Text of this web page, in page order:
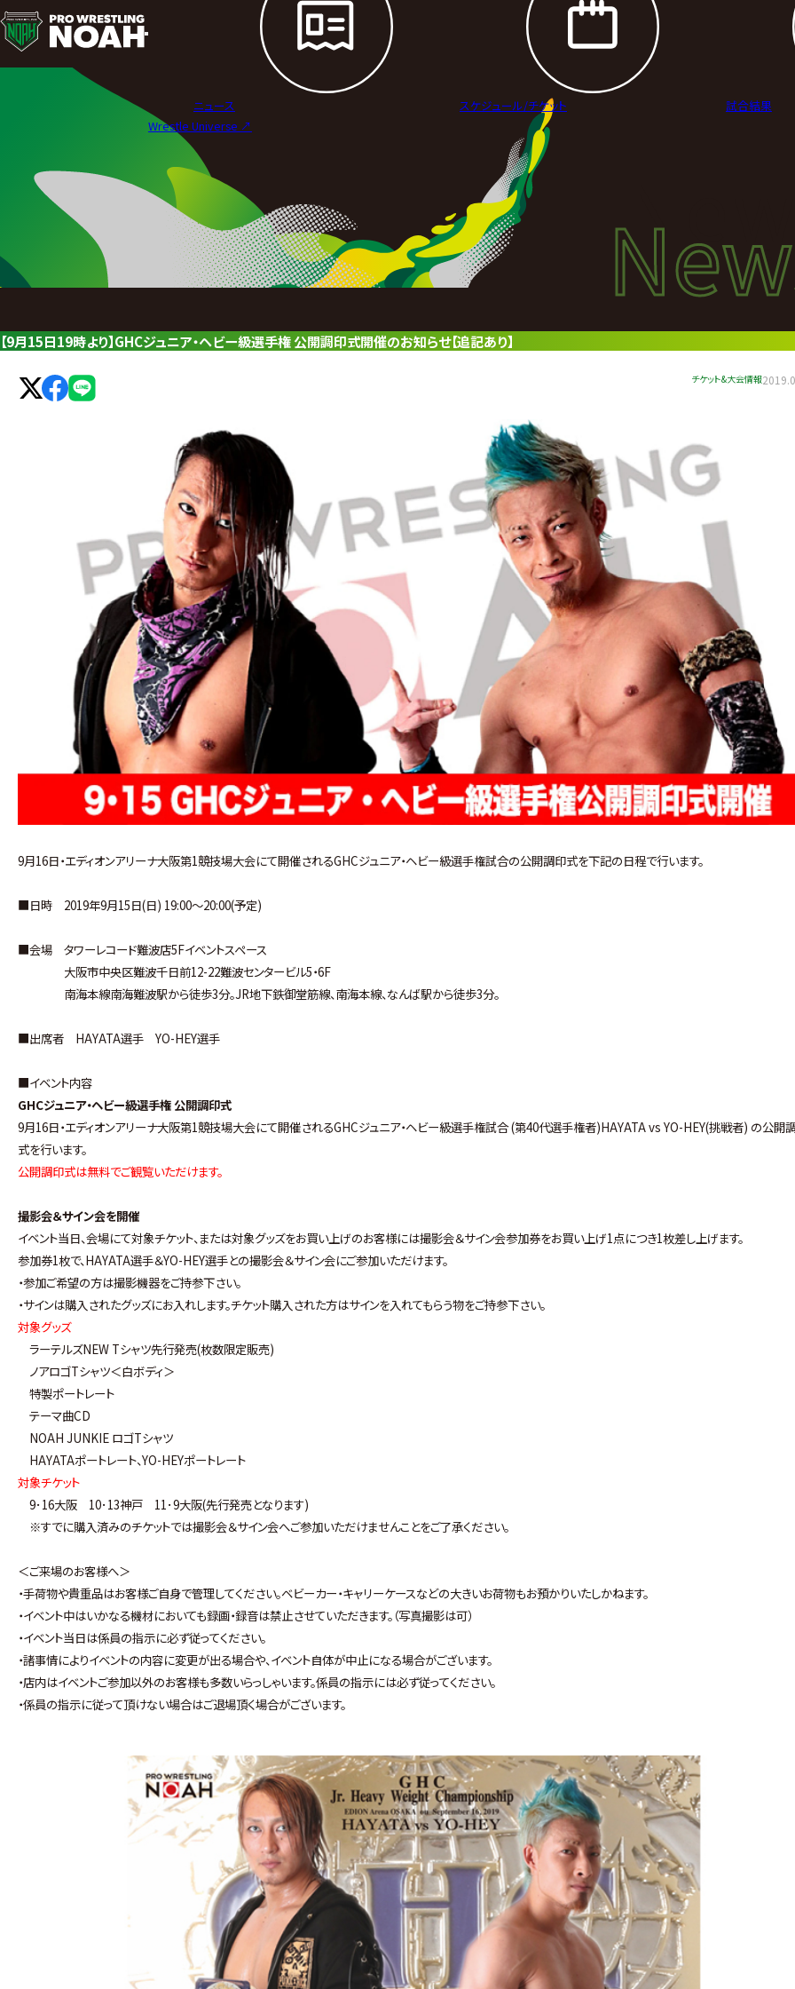
ニ
ュ
レ
ス
リ
グ・
ニュース スケジュール/チケット
試合結果
Wrestle Universe ↗︎
ニ
【9月15日19時より】GHCジュニア・ヘビー級選手権 公開調印式開催のお知らせ【追記あり】
チケット&大会情報
9月16日・エディオンアリーナ大阪第1競技場大会にて開催されるGHCジュニア・ヘビー級選手権試合の公開調印式を下記の日程で行います。
■日時 2019年9月15日(日) 19:00〜20:00(予定)
■会場 タワーレコード難波店5Fイベントスペース
大阪市中央区難波千日前12-22難波センタービル5・6F
南海本線南海難波駅から徒歩3分。JR地下鉄御堂筋線、南海本線、なんば駅から徒歩3分。
■出席者 HAYATA選手 YO-HEY選手
■イベント内容
GHCジュニア・ヘビー級選手権 公開調印式
9月16日・エディオンアリーナ大阪第1競技場大会にて開催されるGHCジュニア・ヘビー級選手権試合 (第40代選手権者)HAYATA vs YO-HEY(挑戦者) の公開
式を行います。
公開調印式は無料でご観覧いただけます。
撮影会＆サイン会を開催
イベント当日、会場にて対象チケット、または対象グッズをお買い上げのお客様には撮影会＆サイン会参加券をお買い上げ1点につき1枚差し上げます。
参加券1枚で、HAYATA選手＆YO-HEY選手との撮影会＆サイン会にご参加いただけます。
・参加ご希望の方は撮影機器をご持参下さい。
・サインは購入されたグッズにお入れします。チケット購入された方はサインを入れてもらう物をご持参下さい。
対象グッズ
ラーテルズNEW Tシャツ先行発売(枚数限定販売)
ノアロゴTシャツ＜白ボディ＞
特製ポートレート
テーマ曲CD
NOAH JUNKIE ロゴTシャツ
HAYATAポートレート、YO-HEYポートレート
対象チケット
9･16大阪 10･13神戸 11･9大阪(先行発売となります)
※すでに購入済みのチケットでは撮影会＆サイン会へご参加いただけませんことをご了承ください。
＜ご来場のお客様へ＞
・手荷物や貴重品はお客様ご自身で管理してください。ベビーカー・キャリーケースなどの大きいお荷物もお預かりいたしかねます。
・イベント中はいかなる機材においても録画・録音は禁止させていただきます。（写真撮影は可）
・イベント当日は係員の指示に必ず従ってください。
・諸事情によりイベントの内容に変更が出る場合や、イベント自体が中止になる場合がございます。
・店内はイベントご参加以外のお客様も多数いらっしゃいます。係員の指示には必ず従ってください。
・係員の指示に従って頂けない場合はご退場頂く場合がございます。